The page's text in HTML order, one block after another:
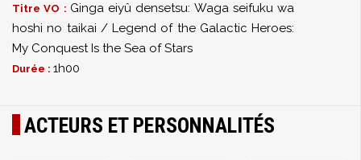
Titre VO : Ginga eiyû densetsu: Waga seifuku wa
hoshi no taikai / Legend of the Galactic Heroes:
My Conquest Is the Sea of Stars
Durée : 1h00
ACTEURS ET PERSONNALITÉS